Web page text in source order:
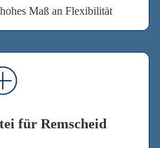
Maß an Flexibilität
für Remscheid